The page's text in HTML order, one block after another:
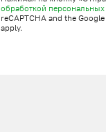
обработкой
reCAPTCHA and the Google
apply.